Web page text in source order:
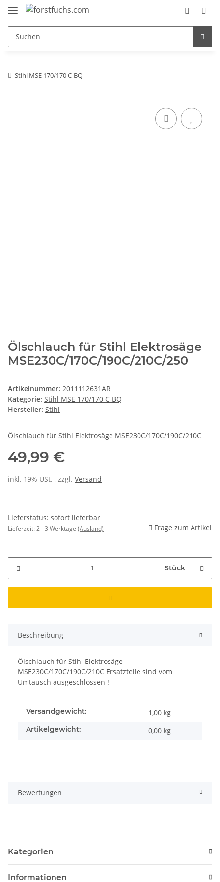
Stihl MSE 170/170 C-BQ
Ölschlauch für Stihl Elektrosäge
MSE230C/170C/190C/210C/250
Artikelnummer: 2011112631AR
Kategorie: Stihl MSE 170/170 C-BQ
Hersteller: Stihl
Ölschlauch für Stihl Elektrosäge MSE230C/170C/190C/210C
49,99 €
inkl. 19% USt. , zzgl. Versand
Lieferstatus: sofort lieferbar
Lieferzeit:2 - 3 Werktage (Ausland) Frage zum Artikel
Stück
Beschreibung
Ölschlauch für Stihl Elektrosäge
MSE230C/170C/190C/210C Ersatzteile sind vom
Umtausch ausgeschlossen !
Versandgewicht: 1,00 kg
Artikelgewicht: 0,00 kg
Bewertungen
Kategorien
Informationen